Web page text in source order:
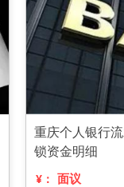
重庆个人银行
锁资金明细
¥： 面议